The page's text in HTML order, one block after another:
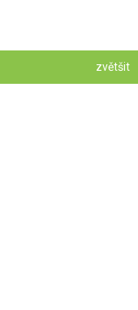
zvětšit